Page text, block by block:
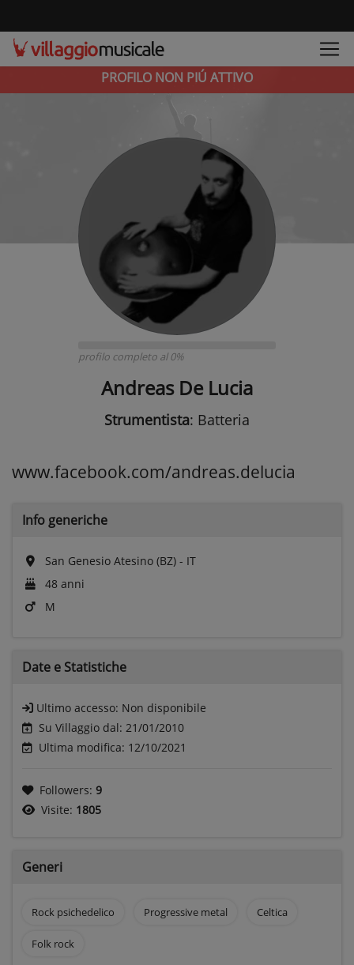
PROFILO NON PIÚ ATTIVO
profilo completo al 0%
Andreas De Lucia
Strumentista: Batteria
www.facebook.com/andreas.delucia
Info generiche
San Genesio Atesino (BZ) - IT
48 anni
M
Date e Statistiche
Ultimo accesso: Non disponibile
Su Villaggio dal: 21/01/2010
Ultima modifica: 12/10/2021
Followers: 9
Visite: 1805
Generi
Rock psichedelico Progressive metal Celtica
Folk rock